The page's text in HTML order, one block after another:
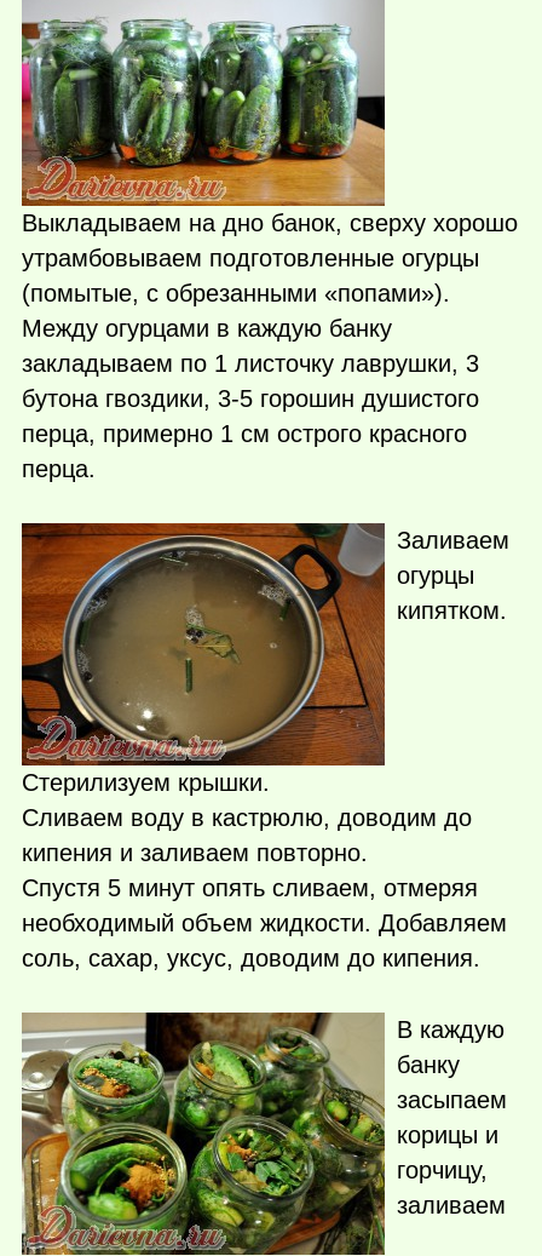
Выкладываем на дно банок, сверху хорошо
утрамбовываем подготовленные огурцы
(помытые, с обрезанными «попами»).
Между огурцами в каждую банку
закладываем по 1 листочку лаврушки, 3
бутона гвоздики, 3-5 горошин душистого
перца, примерно 1 см острого красного
перца.
Заливаем
огурцы
кипятком.
Стерилизуем крышки.
Сливаем воду в кастрюлю, доводим до
кипения и заливаем повторно.
Спустя 5 минут опять сливаем, отмеряя
необходимый объем жидкости. Добавляем
соль, сахар, уксус, доводим до кипения.
В каждую
банку
засыпаем
корицы и
горчицу,
заливаем